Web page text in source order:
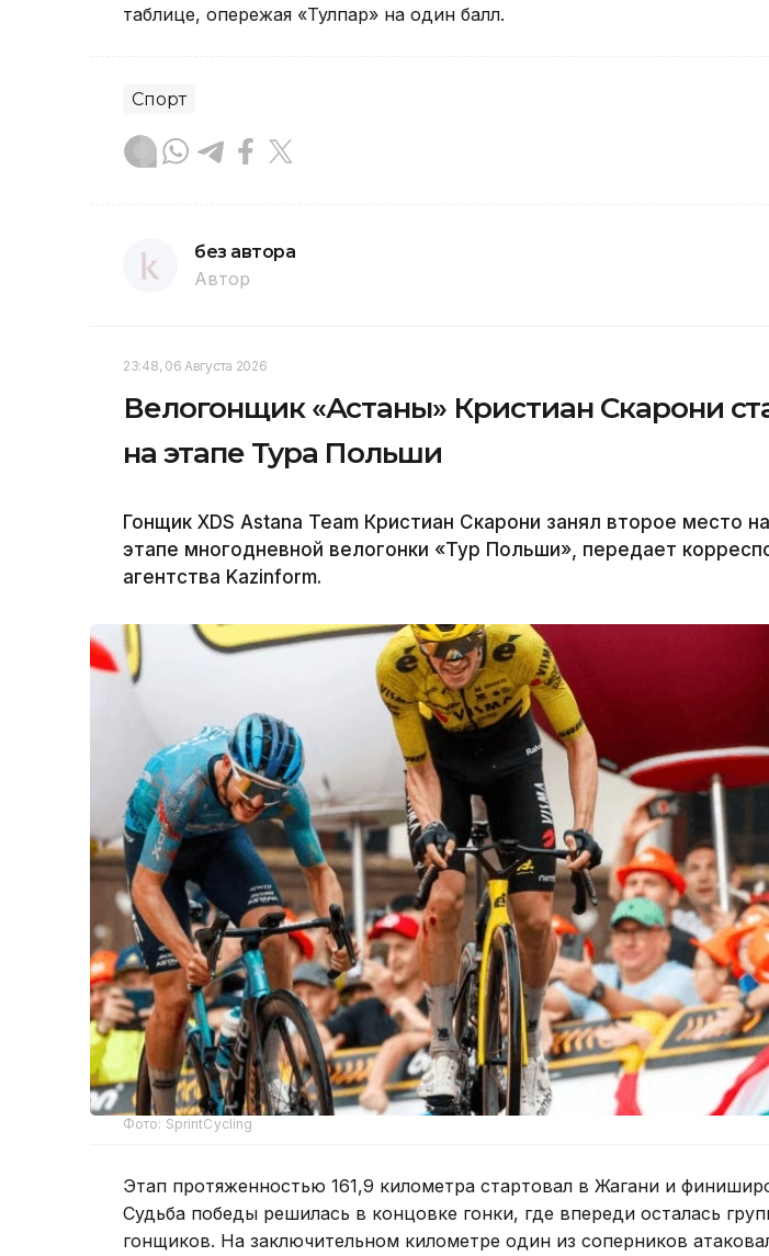
таблице, опережая «Тулпар» на один балл.
Спорт
без автора
Автор
23:48, 06 Августа 2026
Велогонщик «Астаны» Кристиан Скарони
на этапе Тура Польши
Гонщик XDS Astana Team Кристиан Скарони занял второе место
этапе многодневной велогонки «Тур Польши», передает
агентства Kazinform.
Фото: SprintCycling
Этап протяженностью 161,9 километра стартовал в Жагани и
Судьба победы решилась в концовке гонки, где впереди осталась
гонщиков. На заключительном километре один из соперников